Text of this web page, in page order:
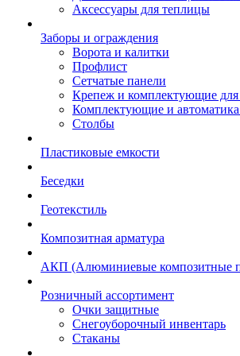
Аксессуары для теплицы
Заборы и ограждения
Ворота и калитки
Профлист
Сетчатые панели
Крепеж и комплектующие для
Комплектующие и автоматика
Столбы
Пластиковые емкости
Беседки
Геотекстиль
Композитная арматура
АКП (Алюминиевые композитные
Розничный ассортимент
Очки защитные
Снегоуборочный инвентарь
Стаканы